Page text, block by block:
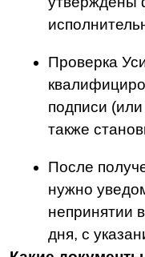
денежных
быть подписаны
отправлены
в утвержденном
Приказ от 25
№ ЕД-7−2/1009@
Уже действует
налоговой службы